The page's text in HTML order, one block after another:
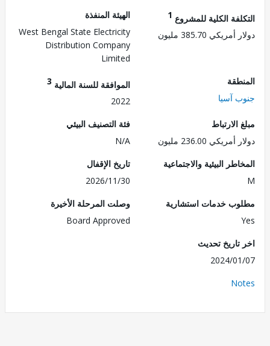
الكلية للمشروع1
385.70 مليون
الهيئة المنفذة
West Bengal State Electricity
Distribution Company
آسيا
الموافقة للسنة المالية3
236.00 مليون
فئة التصنيف البيئي
N/A
البيئية والاجتماعية
تاريخ الإقفال
2026/11/30
خدمات استشارية
وصلت المرحلة الأخيرة
Board Approved
تحديث
2024/